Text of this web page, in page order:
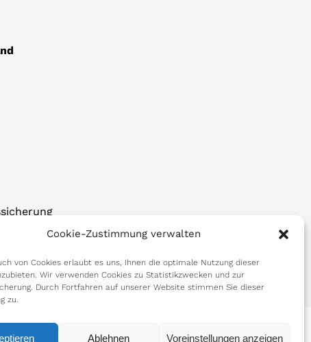
Cookie-Zustimmung verwalten
von Cookies erlaubt es uns, Ihnen die optimale Nutzung dieser
Wir verwenden Cookies zu Statistikzwecken und zur
Durch Fortfahren auf unserer Website stimmen Sie dieser
zu.
Ablehnen Voreinstellungen anzeigen